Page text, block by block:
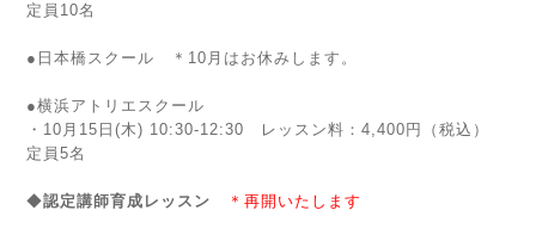
定員10名
● 日本橋スクール ＊10月はお休みします。
●横浜アトリエスクール
・10月15日(木) 10:30-12:30
レッスン料：4,400円（税込）
定員5名
◆認定講師育成 レッスン ＊再開いたします